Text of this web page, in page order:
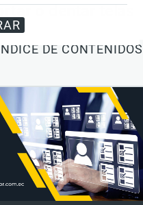
o dentar telas
DE CONTENIDOS